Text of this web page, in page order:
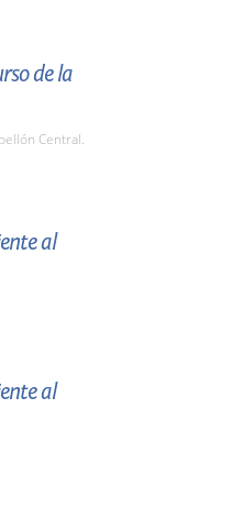
de la
Central.
al
al